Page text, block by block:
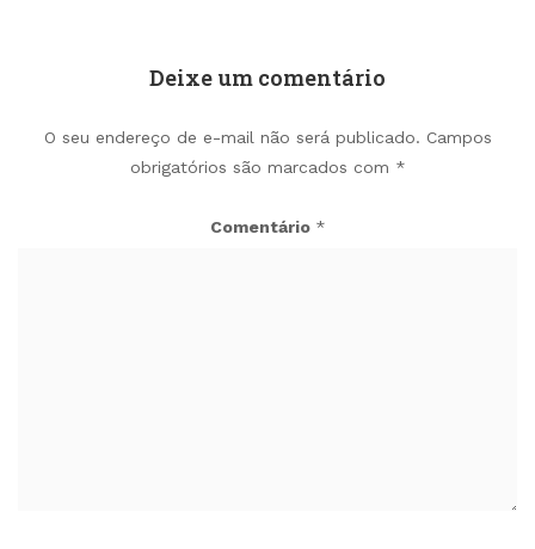
Deixe um comentário
O seu endereço de e-mail não será publicado. Campos
obrigatórios são marcados com *
Comentário *